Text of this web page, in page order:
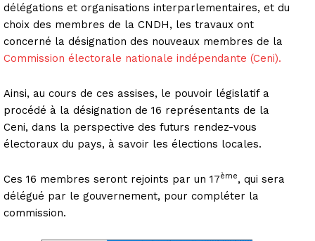
délégations et organisations interparlementaires, et du
choix des membres de la CNDH, les travaux ont
concerné la désignation des nouveaux membres de la
Commission électorale nationale indépendante (Ceni).
Ainsi, au cours de ces assises, le pouvoir législatif a
procédé à la désignation de 16 représentants de la
Ceni, dans la perspective des futurs rendez-vous
électoraux du pays, à savoir les élections locales.
Ces 16 membres seront rejoints par un 17ème, qui sera
délégué par le gouvernement, pour compléter la
commission.